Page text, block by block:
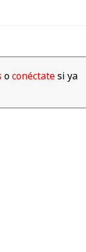
01:11
oconéctatesi ya